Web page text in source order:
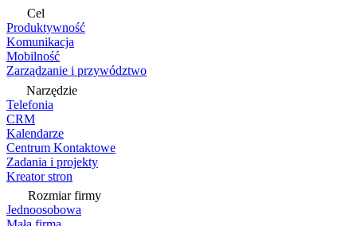
Cel
Produktywność
Komunikacja
Mobilność
Zarządzanie i przywództwo
Narzędzie
Telefonia
CRM
Kalendarze
Centrum Kontaktowe
Zadania i projekty
Kreator stron
Rozmiar firmy
Jednoosobowa